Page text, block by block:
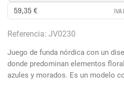
59,35 € IVA
Referencia: JV0230
Juego de funda nórdica con un
donde predominan elementos
azules y morados. Es un modelo